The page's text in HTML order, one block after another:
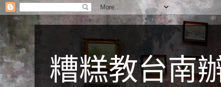
糟糕教台南